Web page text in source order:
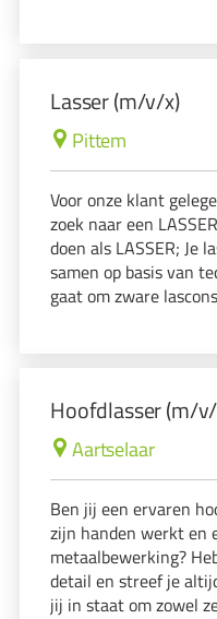
Lasser (m/v/x)
Pittem
Voor onze klant
zoek naar een
doen als LASSER; Je
samen op basis van
gaat om zware
Hoofdlasser (m/
Aartselaar
Ben jij een ervaren
zijn handen werkt en
metaalbewerking?
detail en streef je
jij in staat om zowel